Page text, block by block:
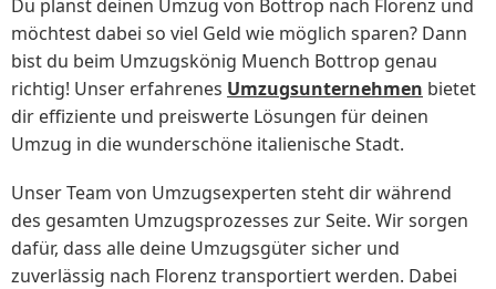
Du planst deinen Umzug von Bottrop nach Florenz und
möchtest dabei so viel Geld wie möglich sparen? Dann
bist du beim Umzugskönig Muench Bottrop genau
richtig! Unser erfahrenes Umzugsunternehmen bietet
dir effiziente und preiswerte Lösungen für deinen
Umzug in die wunderschöne italienische Stadt.
Unser Team von Umzugsexperten steht dir während
des gesamten Umzugsprozesses zur Seite. Wir sorgen
dafür, dass alle deine Umzugsgüter sicher und
zuverlässig nach Florenz transportiert werden. Dabei